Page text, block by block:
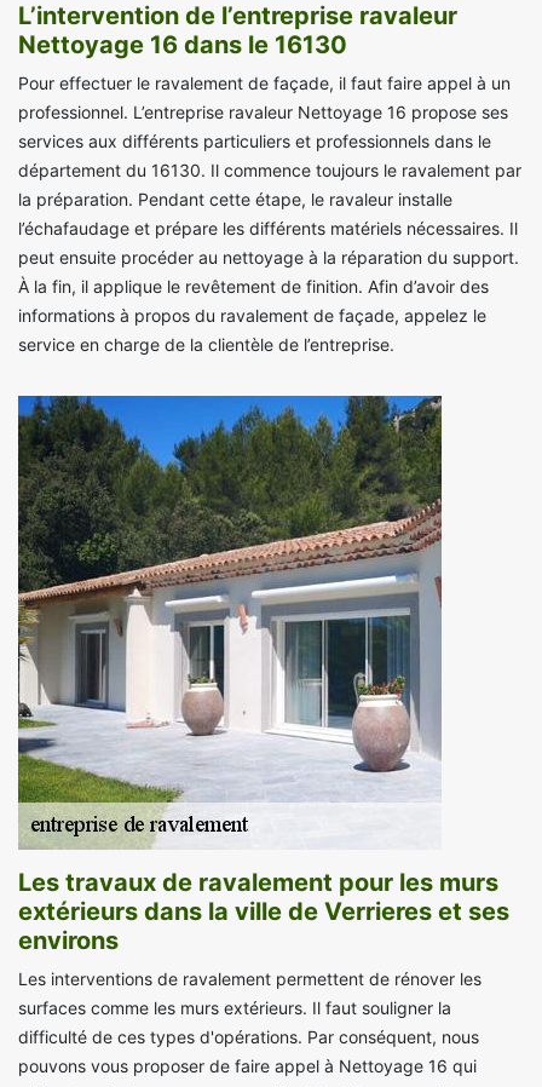
L’intervention de l’entreprise ravaleur
Nettoyage 16 dans le 16130
Pour effectuer le ravalement de façade, il faut faire appel à un
professionnel. L’entreprise ravaleur Nettoyage 16 propose ses
services aux différents particuliers et professionnels dans le
département du 16130. Il commence toujours le ravalement par
la préparation. Pendant cette étape, le ravaleur installe
l’échafaudage et prépare les différents matériels nécessaires. Il
peut ensuite procéder au nettoyage à la réparation du support.
À la fin, il applique le revêtement de finition. Afin d’avoir des
informations à propos du ravalement de façade, appelez le
service en charge de la clientèle de l’entreprise.
Les travaux de ravalement pour les murs
extérieurs dans la ville de Verrieres et ses
environs
Les interventions de ravalement permettent de rénover les
surfaces comme les murs extérieurs. Il faut souligner la
difficulté de ces types d'opérations. Par conséquent, nous
pouvons vous proposer de faire appel à Nettoyage 16 qui